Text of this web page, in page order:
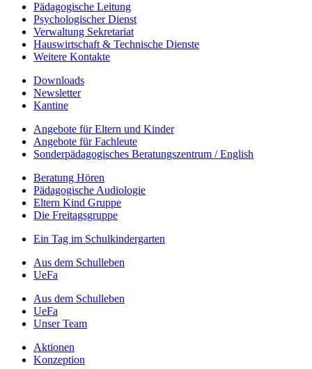
Pädagogische Leitung
Psychologischer Dienst
Verwaltung Sekretariat
Hauswirtschaft & Technische Dienste
Weitere Kontakte
Downloads
Newsletter
Kantine
Angebote für Eltern und Kinder
Angebote für Fachleute
Sonderpädagogisches Beratungszentrum / English
Beratung Hören
Pädagogische Audiologie
Eltern Kind Gruppe
Die Freitagsgruppe
Ein Tag im Schulkindergarten
Aus dem Schulleben
UeFa
Aus dem Schulleben
UeFa
Unser Team
Aktionen
Konzeption